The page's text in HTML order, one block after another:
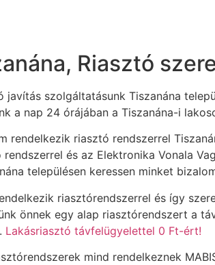
Riasztó
javítás szolgáltatásunk Tiszanána
a nap 24 órájában a Tiszanána-i
rendelkezik riasztó rendszerrel
és az Elektronika Vonala
településen keressen minket
riasztórendszerrel és így
önnek egy alap riasztórendszert a
Lakásriasztó távfelügyelettel 0 Ft-ért!
mind rendelkeznek